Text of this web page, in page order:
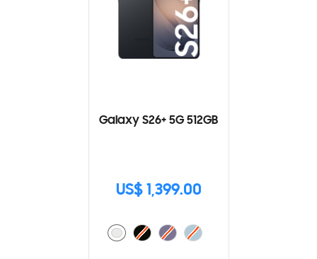
Galaxy S26+ 5G 512GB
US$ 1,399.00